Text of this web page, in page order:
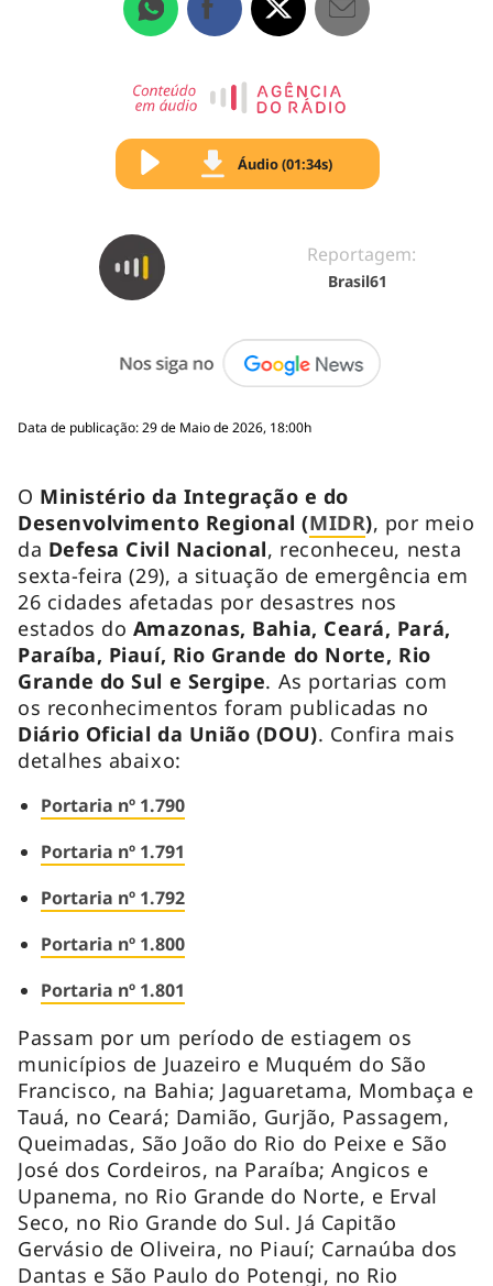
Áudio (01:34s)
Reportagem:
Brasil61
Data de publicação: 29 de Maio de 2026, 18:00h
O Ministério da Integração e do
Desenvolvimento Regional (MIDR), por meio
da Defesa Civil Nacional, reconheceu, nesta
sexta-feira (29), a situação de emergência em
26 cidades afetadas por desastres nos
estados do Amazonas, Bahia, Ceará, Pará,
Paraíba, Piauí, Rio Grande do Norte, Rio
Grande do Sul e Sergipe. As portarias com
os reconhecimentos foram publicadas no
Diário Oficial da União (DOU). Confira mais
detalhes abaixo:
Portaria nº 1.790
Portaria nº 1.791
Portaria nº 1.792
Portaria nº 1.800
Portaria nº 1.801
Passam por um período de estiagem os
municípios de Juazeiro e Muquém do São
Francisco, na Bahia; Jaguaretama, Mombaça e
Tauá, no Ceará; Damião, Gurjão, Passagem,
Queimadas, São João do Rio do Peixe e São
José dos Cordeiros, na Paraíba; Angicos e
Upanema, no Rio Grande do Norte, e Erval
Seco, no Rio Grande do Sul. Já Capitão
Gervásio de Oliveira, no Piauí; Carnaúba dos
Dantas e São Paulo do Potengi, no Rio